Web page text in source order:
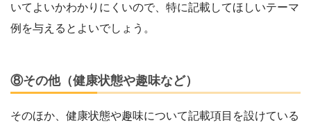
いてよいかわかりにくいので、特に記載してほしいテーマ
例を与えるとよいでしょう。
⑧その他（健康状態や趣味など）
そのほか、健康状態や趣味について記載項目を設けている